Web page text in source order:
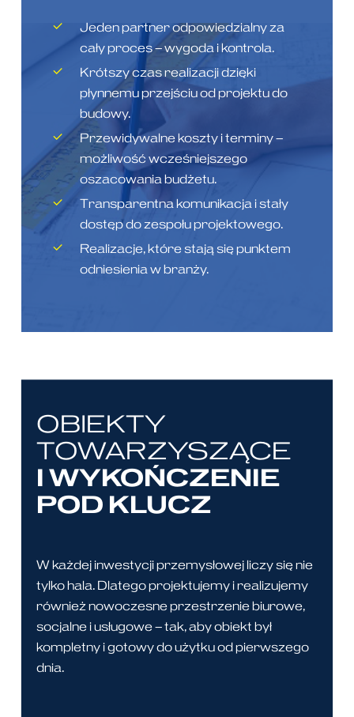
Jeden partner odpowiedzialny za
cały proces – wygoda i kontrola.
Krótszy czas realizacji dzięki
płynnemu przejściu od projektu do
budowy.
Przewidywalne koszty i terminy –
możliwość wcześniejszego
oszacowania budżetu.
Transparentna komunikacja i stały
dostęp do zespołu projektowego.
Realizacje, które stają się punktem
odniesienia w branży.
OBIEKTY
TOWARZYSZĄCE
I WYKOŃCZENIE
POD KLUCZ
W każdej inwestycji przemysłowej liczy się nie
tylko hala. Dlatego projektujemy i realizujemy
również nowoczesne przestrzenie biurowe,
socjalne i usługowe – tak, aby obiekt był
kompletny i gotowy do użytku od pierwszego
dnia.